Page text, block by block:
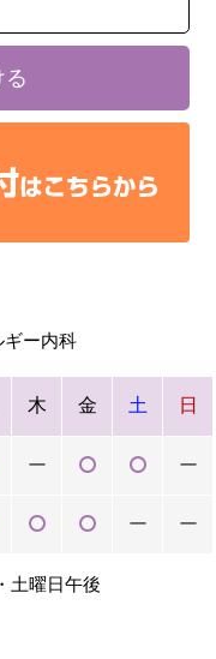
る
ギー内科
木 金 土 日
ー ー
ー ー
土曜日午後